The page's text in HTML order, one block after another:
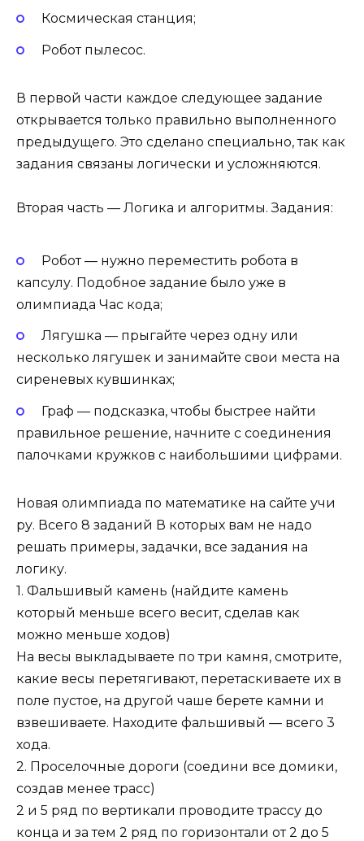
Космическая станция;
Робот пылесос.
В первой части каждое следующее задание
открывается только правильно выполненного
предыдущего. Это сделано специально, так как
задания связаны логически и усложняются.
Вторая часть — Логика и алгоритмы. Задания:
Робот — нужно переместить робота в
капсулу. Подобное задание было уже в
олимпиада Час кода;
Лягушка — прыгайте через одну или
несколько лягушек и занимайте свои места на
сиреневых кувшинках;
Граф — подсказка, чтобы быстрее найти
правильное решение, начните с соединения
палочками кружков с наибольшими цифрами.
Новая олимпиада по математике на сайте учи
ру. Всего 8 заданий В которых вам не надо
решать примеры, задачки, все задания на
логику.
1. Фальшивый камень (найдите камень
который меньше всего весит, сделав как
можно меньше ходов)
На весы выкладываете по три камня, смотрите,
какие весы перетягивают, перетаскиваете их в
поле пустое, на другой чаше берете камни и
взвешиваете. Находите фальшивый — всего 3
хода.
2. Проселочные дороги (соедини все домики,
создав менее трасс)
2 и 5 ряд по вертикали проводите трассу до
конца и за тем 2 ряд по горизонтали от 2 до 5